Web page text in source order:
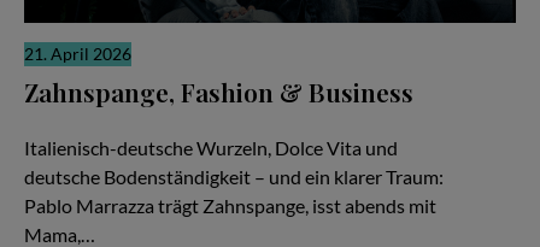
21. April 2026
Zahnspange, Fashion & Business
Italienisch-deutsche Wurzeln, Dolce Vita und
deutsche Bodenständigkeit – und ein klarer Traum:
Pablo Marrazza trägt Zahnspange, isst abends mit
Mama,…